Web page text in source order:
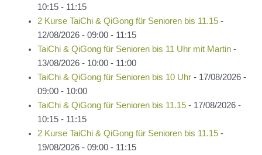
10:15 - 11:15
2 Kurse TaiChi & QiGong für Senioren bis 11.15-
12/08/2026 - 09:00 - 11:15
TaiChi & QiGong für Senioren bis 11 Uhr mit Martin-
13/08/2026 - 10:00 - 11:00
TaiChi & QiGong für Senioren bis 10 Uhr- 17/08/2026 -
09:00 - 10:00
TaiChi & QiGong für Senioren bis 11.15- 17/08/2026 -
10:15 - 11:15
2 Kurse TaiChi & QiGong für Senioren bis 11.15-
19/08/2026 - 09:00 - 11:15